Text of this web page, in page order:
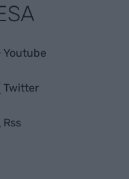
Youtube
Twitter
Rss